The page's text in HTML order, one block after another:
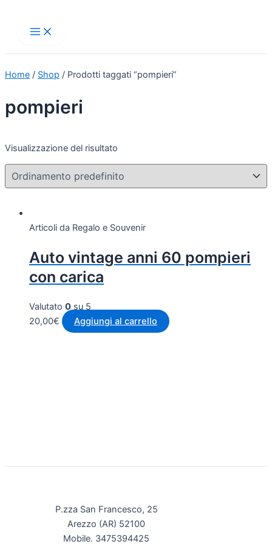
contenuto
Home / Shop / Prodotti taggati “pompieri”
pompieri
Visualizzazione del risultato
Articoli da Regalo e Souvenir
Auto vintage anni 60 pompieri
con carica
Valutato 0 su 5
20,00€ Aggiungi al carrello
P.zza San Francesco, 25
Arezzo (AR) 52100
Mobile. 3475394425